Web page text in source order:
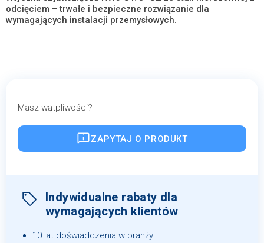
odcięciem – trwałe i bezpieczne rozwiązanie dla
wymagających instalacji przemysłowych.
Masz wątpliwości?
ZAPYTAJ O PRODUKT
Indywidualne rabaty dla
wymagających klientów
10 lat doświadczenia w branży